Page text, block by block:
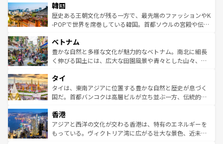
ワイを、存分に味わってほしい。 なお、新着のハワイ情報
はコンテンツ一覧を参照してほしい。
いる。アクティビティも充実しており、サーフィンやダイ
ビング、ハイキングなど、アウトドア好きにはたまらな
い。オーストラリアの多彩な魅力を存分に味わいつくそ
参照してほしい。
ン）、静ひつな山岳地帯である台湾東部など、都市の喧騒
と山間の静けさが共存しており、訪れる人に新しい発見と
驚きをもたらしてくれる。また、奥深い台湾の食文化も魅
容にもいいと評判のスイーツなど、バラエティ豊かな料理
が味わえる。 なお、新着の台湾情報は コンテンツ一覧を参
照してほしい。
韓国
歴史ある王朝文化が残る一方で、最先端のファッションやK
-POPで世界を席巻している韓国。首都ソウルの宮殿や伝統
き、地方に足を延ばせば四季折々の自然美を楽しむことが
できる。そして、キムチや焼肉、絶品のストリートフード
まで、さまざまな韓国料理が待っている。夜には、韓国な
リティに包まれながら、韓国の多彩な魅力を心ゆくまで味
わってみてほしい。 なお、新着の韓国情報はコンテンツ一
覧を参照してほしい。
ベトナム
豊かな自然と多様な文化が魅力的なベトナム。南北に細長
く伸びる国土には、広大な田園風景や青々とした山々、世
急速な発展と共に伝統が息づく。ハノイの古い町並みやホ
ーチミン市のフランス統治時代の建物も、独特の雰囲気を
醸し出している。また、バラエティの豊かさとおいしさで
とつ。フォーやバインミー、ベトナムコーヒーなどは、ぜ
ひ現地で味わいたい。どの地域を訪れてもあたたかい人々
が旅行者を迎えてくれるので、きっと忘れられない旅にな
タイ
タイは、東南アジアに位置する豊かな自然と歴史が息づく
国だ。首都バンコクは高層ビルが立ち並ぶ一方、伝統的な
の活気が交差している。北部ではチェンマイなどの山岳地
帯で自然と触れ合い、南部ではプーケットやクラビの美し
いビーチでリゾート気分を楽しむことができる。タイ料理
香港
アジアと西洋の文化が交わる香港は、特有のエネルギーを
もっている。ヴィクトリア湾に広がる壮大な景色、近未来